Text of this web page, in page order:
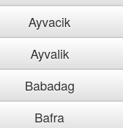
Ayvacik
Ayvalik
Babadag
Bafra